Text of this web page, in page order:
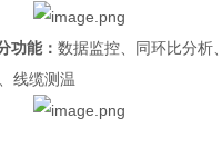
功能：数据监控、同环比分析
线缆测温